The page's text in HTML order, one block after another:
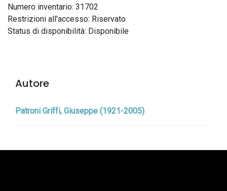
Numero inventario: 31702
Restrizioni all'accesso: Riservato
Status di disponibilità: Disponibile
Autore
Patroni Griffi, Giuseppe (1921-2005)